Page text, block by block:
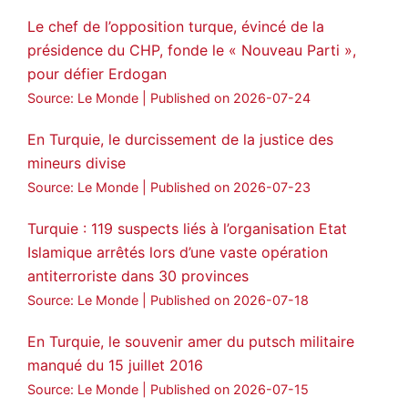
statement on Abdullah Öcalan meeting
#AbdullahÖcalan
#ImralıIsland
🔗https://medyanews.rs/h4lwBwQ
Le chef de l’opposition turque, évincé de la
présidence du CHP, fonde le « Nouveau Parti »,
pour défier Erdogan
Source: Le Monde Published on 2026-07-24
En Turquie, le durcissement de la justice des
mineurs divise
Source: Le Monde Published on 2026-07-23
Turquie : 119 suspects liés à l’organisation Etat
Islamique arrêtés lors d’une vaste opération
antiterroriste dans 30 provinces
Source: Le Monde Published on 2026-07-18
En Turquie, le souvenir amer du putsch militaire
manqué du 15 juillet 2016
Source: Le Monde Published on 2026-07-15